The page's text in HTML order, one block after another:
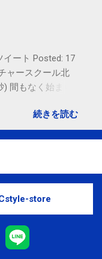
ショートメッセ
ート Posted: 17
ャースクール北
間もなく始まり
クマフィジカルコ
To stop
Inc., 1600
CA 94043,
続きを読む
store